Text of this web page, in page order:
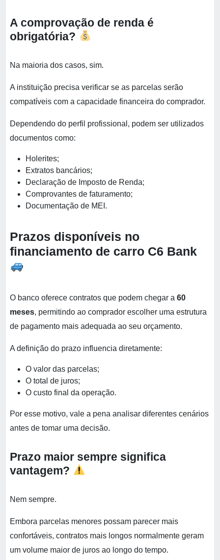
A comprovação de renda é
obrigatória?
Na maioria dos casos, sim.
A instituição precisa verificar se as parcelas serão
compatíveis com a capacidade financeira do comprador.
Dependendo do perfil profissional, podem ser utilizados
documentos como:
Holerites;
Extratos bancários;
Declaração de Imposto de Renda;
Comprovantes de faturamento;
Documentação de MEI.
Prazos disponíveis no
financiamento de carro C6 Bank
O banco oferece contratos que podem chegar a 60
meses, permitindo ao comprador escolher uma estrutura
de pagamento mais adequada ao seu orçamento.
A definição do prazo influencia diretamente:
O valor das parcelas;
O total de juros;
O custo final da operação.
Por esse motivo, vale a pena analisar diferentes cenários
antes de tomar uma decisão.
Prazo maior sempre significa
vantagem?
Nem sempre.
Embora parcelas menores possam parecer mais
confortáveis, contratos mais longos normalmente geram
um volume maior de juros ao longo do tempo.